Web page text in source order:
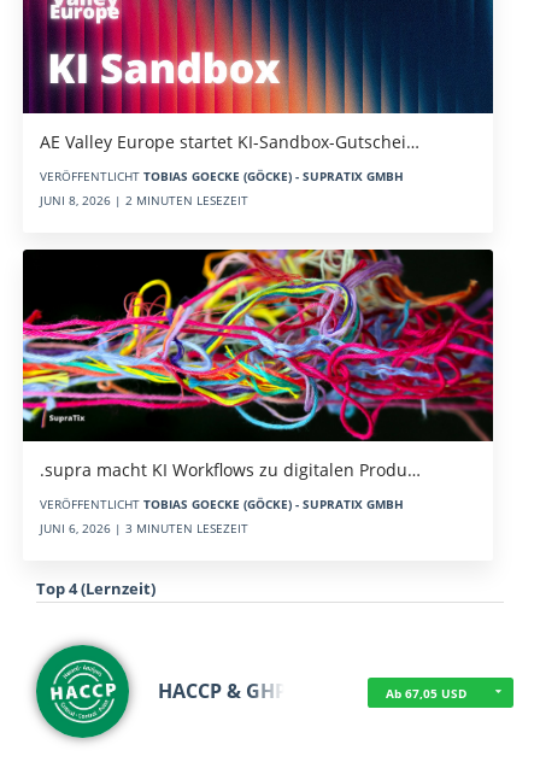
AE Valley Europe startet KI-Sandbox-Gutschei…
VERÖFFENTLICHT TOBIAS GOECKE (GÖCKE) - SUPRATIX GMBH
JUNI 8, 2026 | 2 MINUTEN LESEZEIT
.supra macht KI Workflows zu digitalen Produ…
VERÖFFENTLICHT TOBIAS GOECKE (GÖCKE) - SUPRATIX GMBH
JUNI 6, 2026 | 3 MINUTEN LESEZEIT
Top 4 (Lernzeit)
HACCP & GHP Ab 67,05 USD